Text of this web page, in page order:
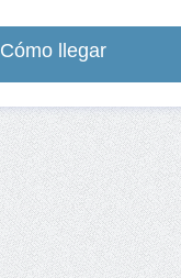
Cómo llegar